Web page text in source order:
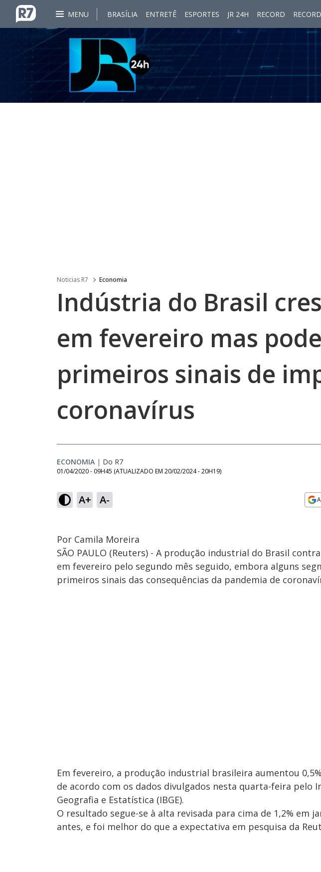
MENU BRASÍLIA ENTRETÊ ESPORTES JR 24H RECORD
Noticias R7 Economia
Indústria do Brasil
em fevereiro mas
primeiros sinais de
coronavírus
ECONOMIA | Do R7
01/04/2020 - 09H45 (ATUALIZADO EM 20/02/2024 - 20H19)
A+ A-
Por Camila Moreira
SÃO PAULO (Reuters) - A produção industrial do Brasil
em fevereiro pelo segundo mês seguido, embora alguns
primeiros sinais das consequências da pandemia de
Em fevereiro, a produção industrial brasileira aumentou
de acordo com os dados divulgados nesta quarta-feira pelo
Geografia e Estatística (IBGE).
O resultado segue-se à alta revisada para cima de 1,2% em
antes, e foi melhor do que a expectativa em pesquisa da